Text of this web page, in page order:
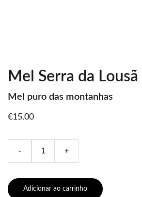
Mel Serra da Lousã
Mel puro das montanhas
€15.00
- +
Adicionar ao carrinho